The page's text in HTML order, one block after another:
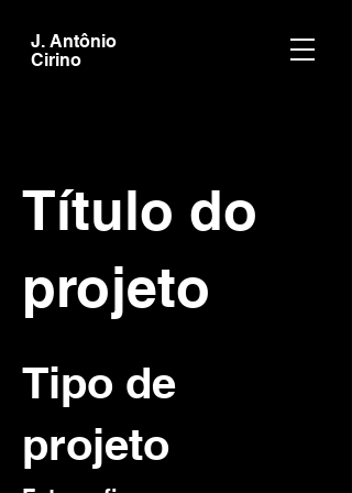
J. Antônio
Cirino
Título do
projeto
Tipo de
projeto